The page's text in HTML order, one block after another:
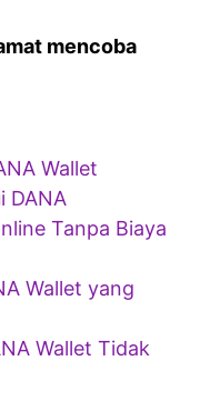
mencoba
Wallet
DANA
Tanpa Biaya
Wallet yang
Wallet Tidak